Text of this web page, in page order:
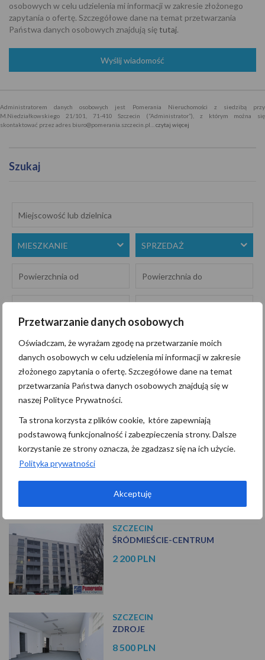
Przetwarzanie danych osobowych
Oświadczam, że wyrażam zgodę na przetwarzanie moich
danych osobowych w celu udzielenia mi informacji w zakresie
złożonego zapytania o ofertę. Szczegółowe dane na temat
przetwarzania Państwa danych osobowych znajdują się w
naszej Polityce Prywatności.
Ta strona korzysta z plików cookie, które zapewniają
podstawową funkcjonalność i zabezpieczenia strony. Dalsze
korzystanie ze strony oznacza, że zgadzasz się na ich użycie.
Polityka prywatności
Akceptuję
osobowych w celu udzielenia mi informacji w zakresie złożonego
zapytania o ofertę. Szczegółowe dane na temat przetwarzania
Państwa danych osobowych znajdują się tutaj.
Wyślij wiadomość
Administratorem danych osobowych jest Pomerania Nieruchomości z siedzibą przy
M.Niedziałkowskiego 21/101, 71-410 Szczecin (“Administrator”), z którym można się
skontaktować przez adres biuro@pomerania.szczecin.pl… czytaj więcej
Szukaj
MIESZKANIE SPRZEDAŻ
Cena:
SZCZECIN
ŚRÓDMIEŚCIE-CENTRUM
2 200 PLN
SZCZECIN
ZDROJE
8 500 PLN